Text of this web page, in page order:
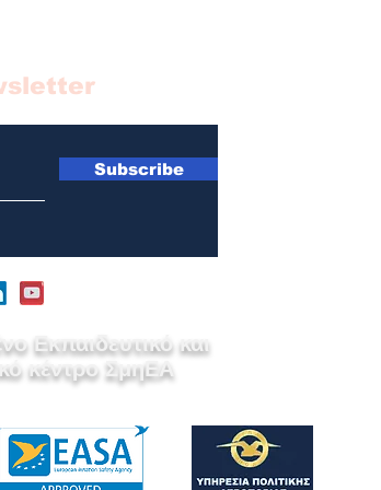
Subscribe
Εκπαιδευτικό και
κέντρο ΣμηΕΑ